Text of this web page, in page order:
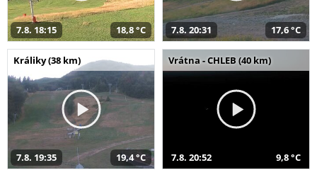
7.8. 18:15 18,8 °C 7.8. 20:31 17,6 °C
Králiky (38 km)
7.8. 19:35 19,4 °C
Vrátna - CHLEB (40 km)
7.8. 20:52 9,8 °C